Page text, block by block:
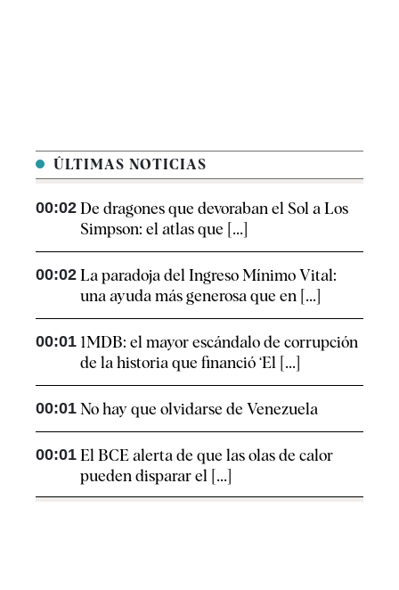
ÚLTIMAS NOTICIAS
00:02 De dragones que devoraban el Sol a Los
Simpson: el atlas que [...]
00:02 La paradoja del Ingreso Mínimo Vital:
una ayuda más generosa que en [...]
00:01 1MDB: el mayor escándalo de corrupción
de la historia que financió ‘El [...]
00:01 No hay que olvidarse de Venezuela
00:01 El BCE alerta de que las olas de calor
pueden disparar el [...]